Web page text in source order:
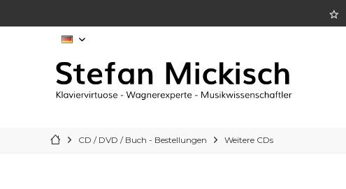
CD / DVD / Buch - Bestellungen Weitere CDs